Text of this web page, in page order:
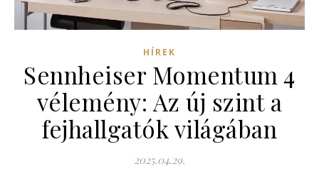
HÍREK
Sennheiser Momentum 4
vélemény: Az új szint a
fejhallgatók világában
2025.04.29.